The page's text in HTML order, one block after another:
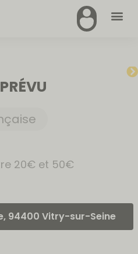
20€ et 50€
94400 Vitry-sur-Seine